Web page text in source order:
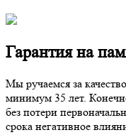
Гарантия на
Мы ручаемся за
минимум 35 лет.
без потери
срока негативное